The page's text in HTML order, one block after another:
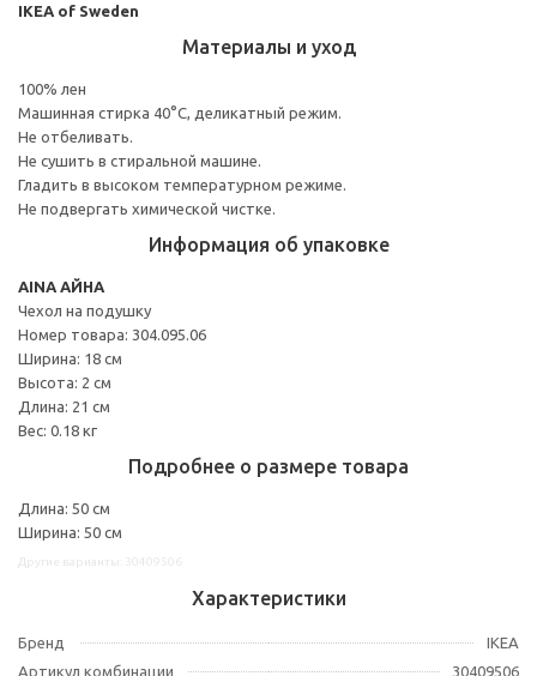
IKEA of Sweden
Материалы и уход
100% лен
Машинная стирка 40°С, деликатный режим.
Не отбеливать.
Не сушить в стиральной машине.
Гладить в высоком температурном режиме.
Не подвергать химической чистке.
Информация об упаковке
AINA АЙНА
Чехол на подушку
Номер товара: 304.095.06
Ширина: 18 см
Высота: 2 см
Длина: 21 см
Вес: 0.18 кг
Подробнее о размере товара
Длина: 50 см
Ширина: 50 см
Характеристики
Бренд
IKEA
Артикул комбинации
30409506